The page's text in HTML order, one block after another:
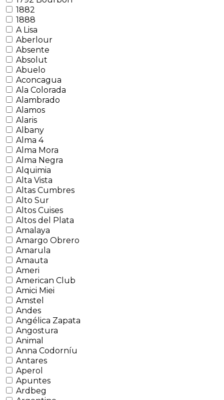
1882
1888
A Lisa
Aberlour
Absente
Absolut
Abuelo
Aconcagua
Ala Colorada
Alambrado
Alamos
Alaris
Albany
Alma 4
Alma Mora
Alma Negra
Alquimia
Alta Vista
Altas Cumbres
Alto Sur
Altos Cuises
Altos del Plata
Amalaya
Amargo Obrero
Amarula
Amauta
Ameri
American Club
Amici Miei
Amstel
Andes
Angélica Zapata
Angostura
Animal
Anna Codorníu
Antares
Aperol
Apuntes
Ardbeg